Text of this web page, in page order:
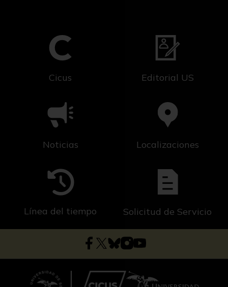
Cicus Editorial US
Noticias Localizaciones
Línea del tiempo Solicitud de Servicio